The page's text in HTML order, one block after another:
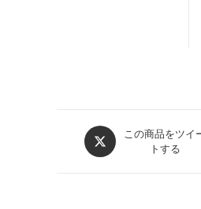
この商品をツイ
トする